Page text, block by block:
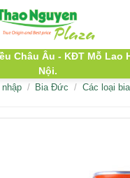
Châu Âu - KĐT Mỗ Lao
Nội.
nhập / Bia Đức / Các loại